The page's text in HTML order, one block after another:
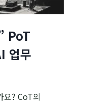
PoT
업무
요? CoT의